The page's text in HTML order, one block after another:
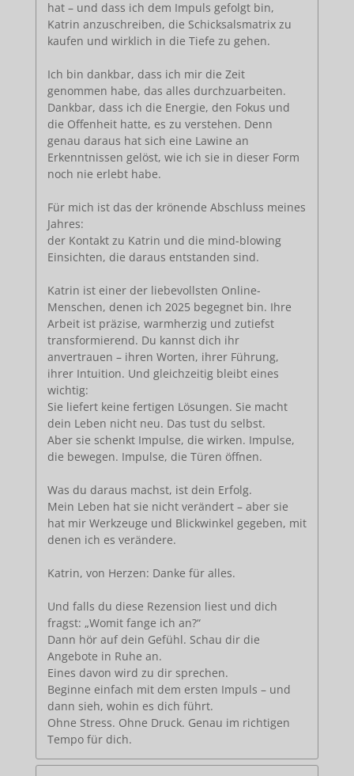
hat – und dass ich dem Impuls gefolgt bin,
Katrin anzuschreiben, die Schicksalsmatrix zu
kaufen und wirklich in die Tiefe zu gehen.
Ich bin dankbar, dass ich mir die Zeit
genommen habe, das alles durchzuarbeiten.
Dankbar, dass ich die Energie, den Fokus und
die Offenheit hatte, es zu verstehen. Denn
genau daraus hat sich eine Lawine an
Erkenntnissen gelöst, wie ich sie in dieser Form
noch nie erlebt habe.
Für mich ist das der krönende Abschluss meines
Jahres:
der Kontakt zu Katrin und die mind-blowing
Einsichten, die daraus entstanden sind.
Katrin ist einer der liebevollsten Online-
Menschen, denen ich 2025 begegnet bin. Ihre
Arbeit ist präzise, warmherzig und zutiefst
transformierend. Du kannst dich ihr
anvertrauen – ihren Worten, ihrer Führung,
ihrer Intuition. Und gleichzeitig bleibt eines
wichtig:
Sie liefert keine fertigen Lösungen. Sie macht
dein Leben nicht neu. Das tust du selbst.
Aber sie schenkt Impulse, die wirken. Impulse,
die bewegen. Impulse, die Türen öffnen.
Was du daraus machst, ist dein Erfolg.
Mein Leben hat sie nicht verändert – aber sie
hat mir Werkzeuge und Blickwinkel gegeben, mit
denen ich es verändere.
Katrin, von Herzen: Danke für alles.
Und falls du diese Rezension liest und dich
fragst: „Womit fange ich an?“
Dann hör auf dein Gefühl. Schau dir die
Angebote in Ruhe an.
Eines davon wird zu dir sprechen.
Beginne einfach mit dem ersten Impuls – und
dann sieh, wohin es dich führt.
Ohne Stress. Ohne Druck. Genau im richtigen
Tempo für dich.